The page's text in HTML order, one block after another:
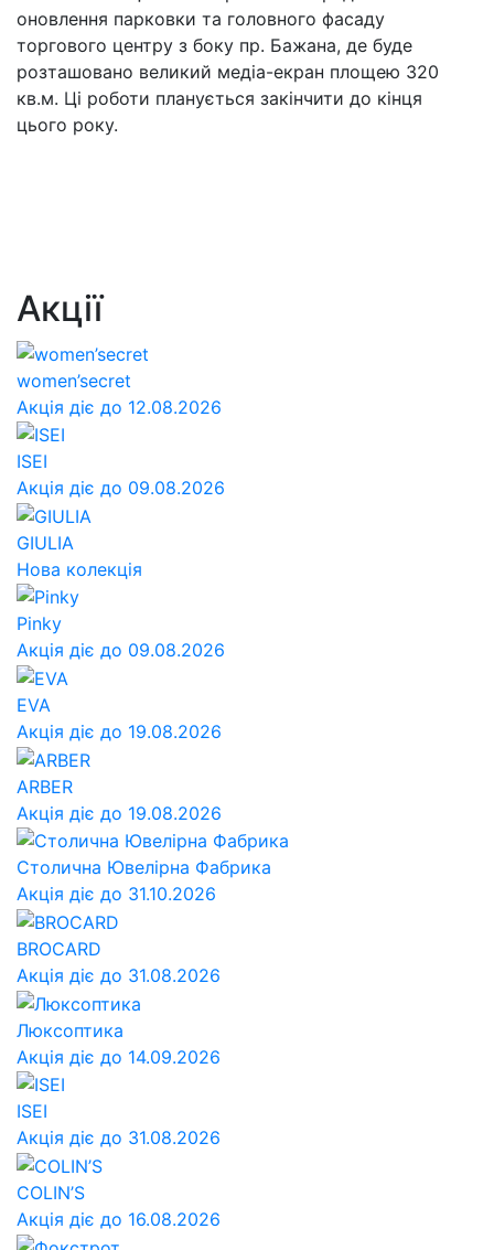
оновлення парковки та головного фасаду
торгового центру з боку пр. Бажана, де буде
розташовано великий медіа-екран площею 320
кв.м. Ці роботи планується закінчити до кінця
цього року.
Акції
women’secret
Акція діє до 12.08.2026
ISEI
Акція діє до 09.08.2026
GIULIA
Нова колекція
Pinky
Акція діє до 09.08.2026
EVA
Акція діє до 19.08.2026
ARBER
Акція діє до 19.08.2026
Столична Ювелірна Фабрика
Акція діє до 31.10.2026
BROCARD
Акція діє до 31.08.2026
Люксоптика
Акція діє до 14.09.2026
ISEI
Акція діє до 31.08.2026
COLIN’S
Акція діє до 16.08.2026